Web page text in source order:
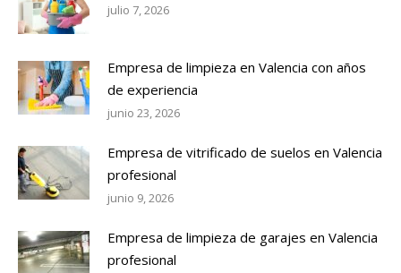
julio 7, 2026
Empresa de limpieza en Valencia con años
de experiencia
junio 23, 2026
Empresa de vitrificado de suelos en Valencia
profesional
junio 9, 2026
Empresa de limpieza de garajes en Valencia
profesional